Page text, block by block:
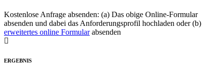
Kostenlose Anfrage absenden: (a) Das obige Online-Formular
absenden und dabei das Anforderungsprofil hochladen oder (b)
erweitertes online Formularabsenden
ERGEBNIS